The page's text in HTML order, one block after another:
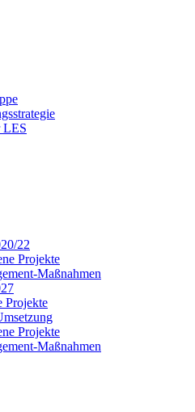
LES
22
Projekte
Maßnahmen
Projekte
Projekte
Maßnahmen